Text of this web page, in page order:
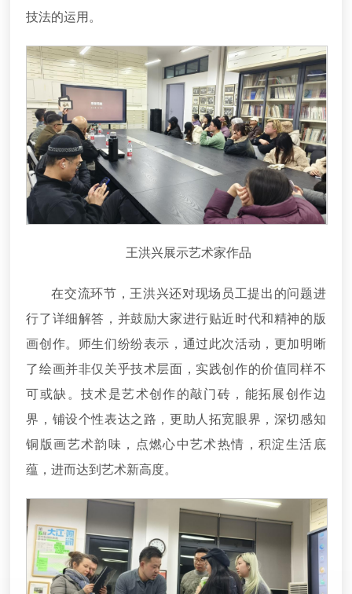
技法的运用。
王洪兴展示艺术家作品
在交流环节，王洪兴还对现场员工提出的问题进
行了详细解答，并鼓励大家进行贴近时代和精神的版
画创作。师生们纷纷表示，通过此次活动，更加明晰
了绘画并非仅关乎技术层面，实践创作的价值同样不
可或缺。技术是艺术创作的敲门砖，能拓展创作边
界，铺设个性表达之路，更助人拓宽眼界，深切感知
铜版画艺术韵味，点燃心中艺术热情，积淀生活底
蕴，进而达到艺术新高度。